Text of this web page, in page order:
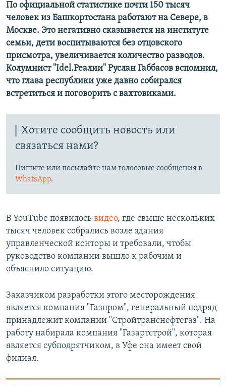
По официальной статистике почти 150 тысяч
человек из Башкортостана работают на Севере, в
Москве. Это негативно сказывается на институте
семьи, дети воспитываются без отцовского
присмотра, увеличивается количество разводов.
Колумнист "Idel.Реалии" Руслан Габбасов вспомнил,
что глава республики уже давно собирался
встретиться и поговорить с вахтовиками.
Хотите сообщить новость или
связаться нами?
Пишите или посылайте нам голосовые сообщения в
WhatsApp.
В YouTube появилось видео, где свыше нескольких
тысяч человек собрались возле здания
управленческой конторы и требовали, чтобы
руководство компании вышло к рабочим и
объяснило ситуацию.
Заказчиком разработки этого месторождения
является компания "Газпром", генеральный подряд
принадлежит компании "Стройтранснефтегаз". На
работу набирала компания "Газартстрой", которая
является субподрятчиком, в Уфе она имеет свой
филиал.